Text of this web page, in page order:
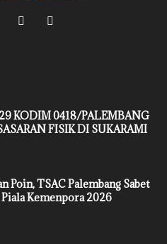
KODIM 0418/PALEMBANG
FISIK DI SUKARAMI
Poin, TSAC Palembang Sabet
Kemenpora 2026